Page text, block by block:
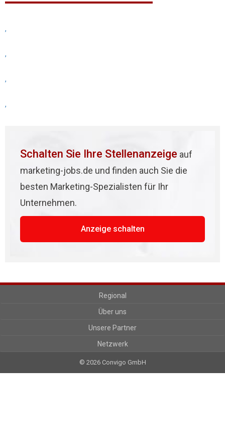
,
,
,
,
Schalten Sie Ihre Stellenanzeige auf
marketing-jobs.de und finden auch Sie die
besten Marketing-Spezialisten für Ihr
Unternehmen.
Anzeige schalten
Regional
Über uns
Unsere Partner
Netzwerk
© 2026 Convigo GmbH